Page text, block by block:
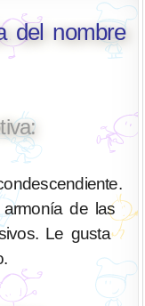
del nombre
de las
Le gusta